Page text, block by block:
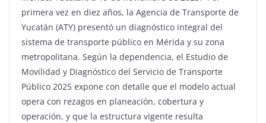
primera vez en diez años, la Agencia de Transporte de
Yucatán (ATY) presentó un diagnóstico integral del
sistema de transporte público en Mérida y su zona
metropolitana. Según la dependencia, el Estudio de
Movilidad y Diagnóstico del Servicio de Transporte
Público 2025 expone con detalle que el modelo actual
opera con rezagos en planeación, cobertura y
operación, y que la estructura vigente resulta